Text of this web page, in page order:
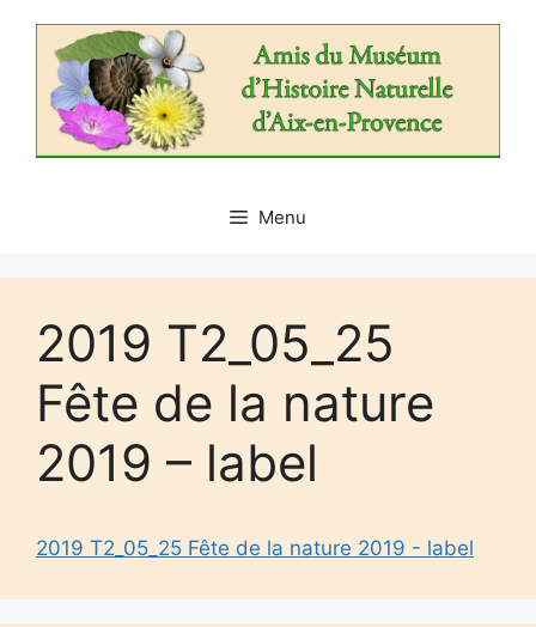
contenu
Menu
2019 T2_05_25
Fête de la nature
2019 – label
2019 T2_05_25 Fête de la nature 2019 - label